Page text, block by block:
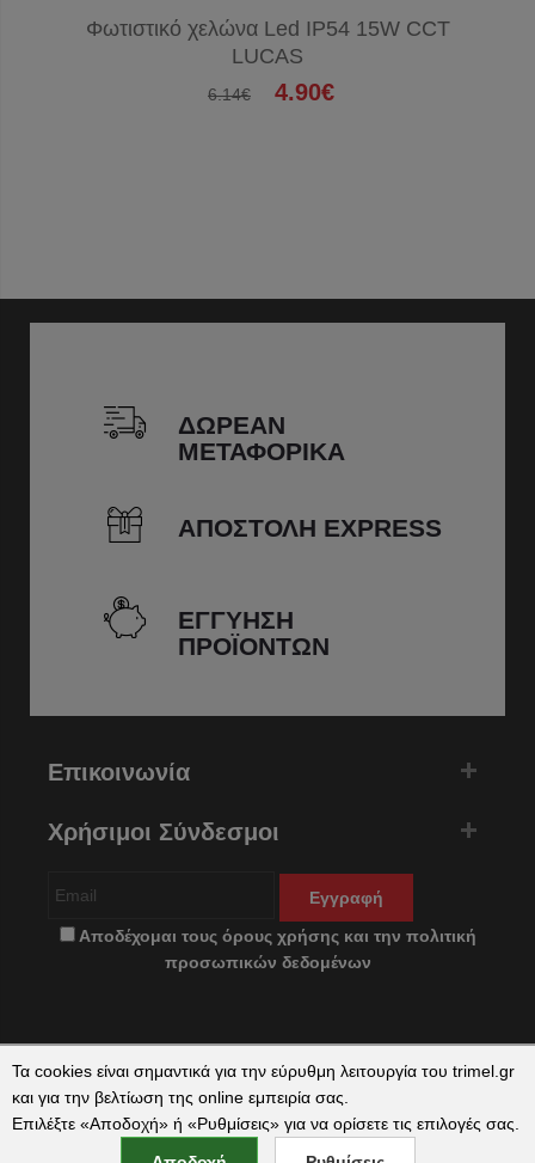
Φωτιστικό χελώνα Led IP54 15W CCT
LUCAS
6.14€ 4.90€
ΔΩΡΕΑΝ
ΜΕΤΑΦΟΡΙΚΑ
ΑΠΟΣΤΟΛΗ EXPRESS
ΕΓΓΥΗΣΗ
ΠΡΟΪΟΝΤΩΝ
Επικοινωνία
Χρήσιμοι Σύνδεσμοι
Εγγραφή
Αποδέχομαι τους όρους χρήσης και την πολιτική
προσωπικών δεδομένων
Copyright © 2026 trimel.gr by qualityweb. All Rights Reserved.
Τα cookies είναι σημαντικά για την εύρυθμη λειτουργία του trimel.gr
και για την βελτίωση της online εμπειρία σας.
Επιλέξτε «Αποδοχή» ή «Ρυθμίσεις» για να ορίσετε τις επιλογές σας.